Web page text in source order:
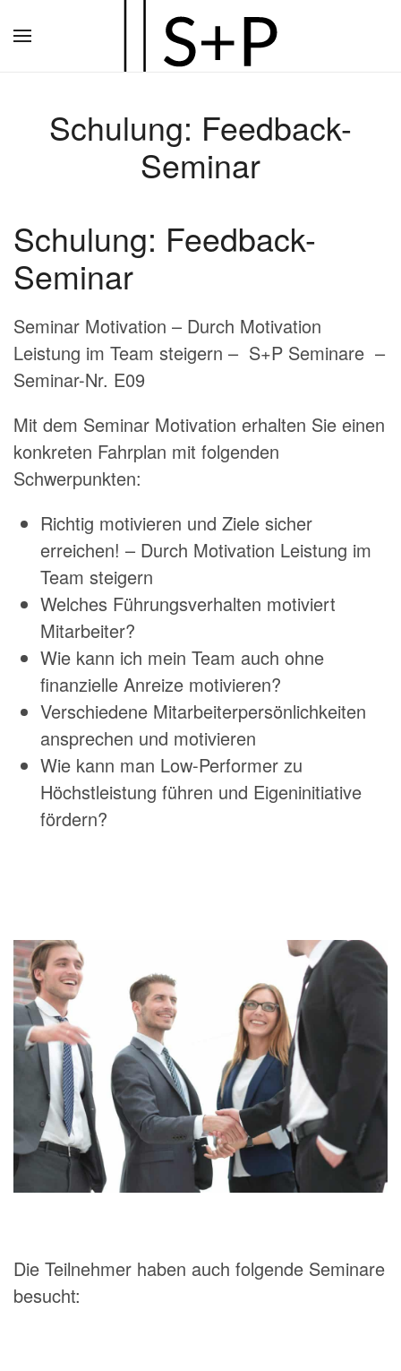
Hauptinhalt
Schulung: Feedback-
Seminar
Schulung: Feedback-
Seminar
Seminar Motivation – Durch Motivation
Leistung im Team steigern – S+P Seminare –
Seminar-Nr. E09
Mit dem Seminar Motivation erhalten Sie einen
konkreten Fahrplan mit folgenden
Schwerpunkten:
Richtig motivieren und Ziele sicher
erreichen! – Durch Motivation Leistung im
Team steigern
Welches Führungsverhalten motiviert
Mitarbeiter?
Wie kann ich mein Team auch ohne
finanzielle Anreize motivieren?
Verschiedene Mitarbeiterpersönlichkeiten
ansprechen und motivieren
Wie kann man Low-Performer zu
Höchstleistung führen und Eigeninitiative
fördern?
Die Teilnehmer haben auch folgende Seminare
besucht: